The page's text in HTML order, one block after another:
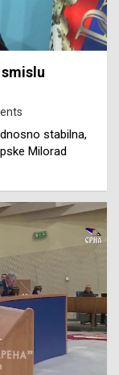
stabilna,
Milorad